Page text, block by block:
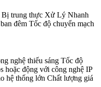
Bị trung thực Xử Lý Nhanh
đêm Tốc độ chuyển mạch
nghệ thiếu sáng Tốc độ
hoặc động với công nghệ IP
hệ thống lớn Chất lượng giá